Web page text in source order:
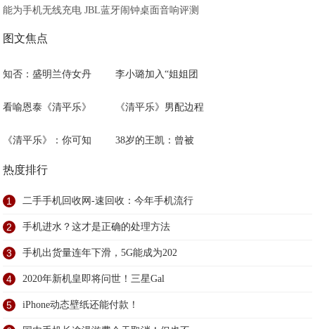
能为手机无线充电 JBL蓝牙闹钟桌面音响评测
图文焦点
知否：盛明兰侍女丹 李小璐加入“姐姐团
看喻恩泰《清平乐》 《清平乐》男配边程
《清平乐》：你可知 38岁的王凯：曾被
热度排行
1 二手手机回收网-速回收：今年手机流行
2 手机进水？这才是正确的处理方法
3 手机出货量连年下滑，5G能成为202
4 2020年新机皇即将问世！三星Gal
5 iPhone动态壁纸还能付款！